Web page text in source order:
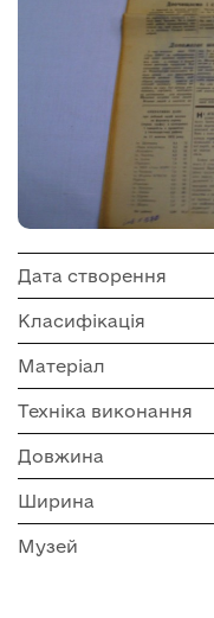
Дата створення
Класифікація
Матеріал
Техніка виконання
Довжина
Ширина
Музей